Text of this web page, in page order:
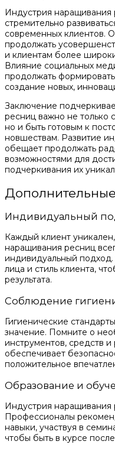
Индустрия
стремительно
современных клиентов.
продолжать
и клиентам более
Влияние социальных
продолжать
создание новых,
Заключение
ресниц важно не только
но и быть готовым к
новшествам. Развитие
обещает продолжать
возможностями для
подчеркивания их
Индивидуальный
Каждый клиент
наращивания ресниц
индивидуальный
лица и стиль клиента,
результата.
Соблюдение
Гигиенические
значение. Помните о
инструментов, средств и
обеспечивает
положительное
Образование и
Индустрия наращивания
Профессионалы
навыки, участвуя в
чтобы быть в курсе